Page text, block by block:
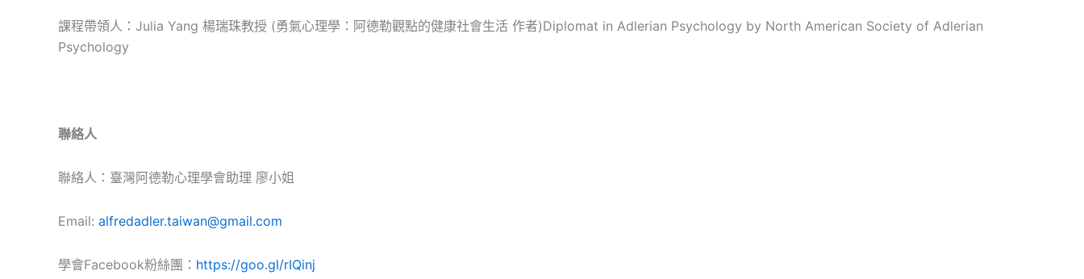
課程帶領人：Julia Yang 楊瑞珠教授 (勇氣心理學：阿德勒觀點的健康社會生活 作者)Diplomat in Adlerian Psychology by North American Society of Adlerian
Psychology
聯絡人
聯絡人：臺灣阿德勒心理學會助理 廖小姐
Email: alfredadler.taiwan@gmail.com
學會Facebook粉絲團： https://goo.gl/rIQinj